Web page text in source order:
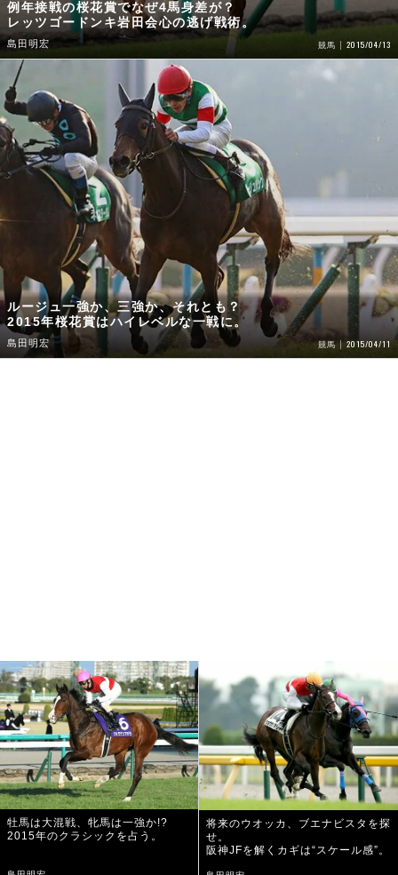
例年接戦の桜花賞でなぜ4馬身差が？
レッツゴードンキ岩田会心の逃げ戦術。
島田明宏 競馬 2015/04/13
ルージュ一強か、三強か、それとも？
2015年桜花賞はハイレベルな一戦に。
島田明宏 競馬 2015/04/11
牡馬は大混戦、牝馬は一強か!?
2015年のクラシックを占う。
将来のウオッカ、ブエナビスタを探
せ。
阪神JFを解くカギは“スケール感”。